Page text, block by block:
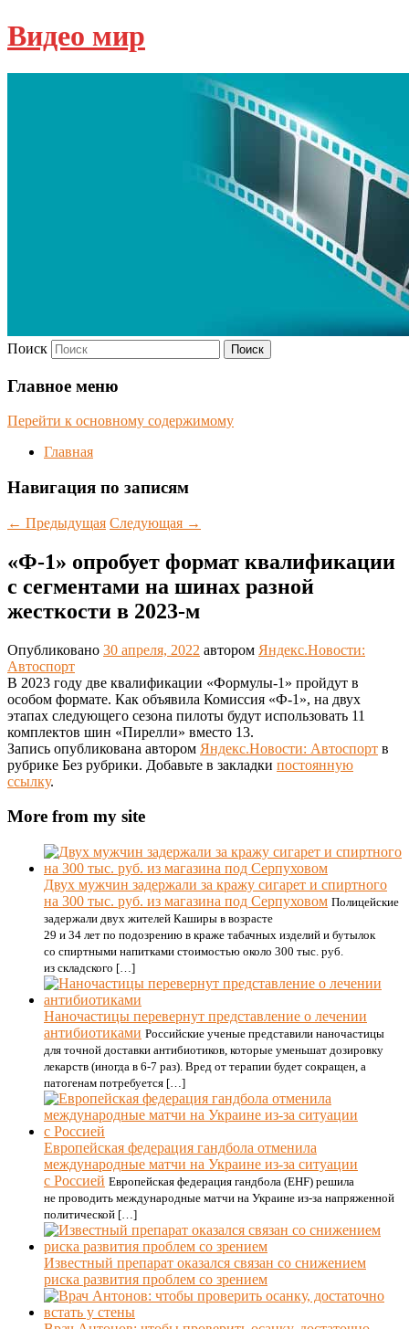
Видео мир
Поиск
Главное меню
Перейти к основному содержимому
Главная
Навигация по записям
← Предыдущая Следующая →
«Ф-1» опробует формат квалификации
с сегментами на шинах разной
жесткости в 2023-м
Опубликовано 30 апреля, 2022 автором Яндекс.Новости:
Автоспорт
В 2023 году две квалификации «Формулы-1» пройдут в
особом формате. Как объявила Комиссия «Ф-1», на двух
этапах следующего сезона пилоты будут использовать 11
комплектов шин «Пирелли» вместо 13.
Запись опубликована автором Яндекс.Новости: Автоспорт в
рубрике Без рубрики. Добавьте в закладки постоянную
ссылку.
More from my site
Двух мужчин задержали за кражу сигарет и спиртного
на 300 тыс. руб. из магазина под Серпуховом Полицейские
задержали двух жителей Каширы в возрасте
29 и 34 лет по подозрению в краже табачных изделий и бутылок
со спиртными напитками стоимостью около 300 тыс. руб.
из складского […]
Наночастицы перевернут представление о лечении
антибиотиками Российские ученые представили наночастицы
для точной доставки антибиотиков, которые уменьшат дозировку
лекарств (иногда в 6-7 раз). Вред от терапии будет сокращен, а
патогенам потребуется […]
Европейская федерация гандбола отменила
международные матчи на Украине из-за ситуации
с Россией Европейская федерация гандбола (EHF) решила
не проводить международные матчи на Украине из-за напряженной
политической […]
Известный препарат оказался связан со снижением
риска развития проблем со зрением